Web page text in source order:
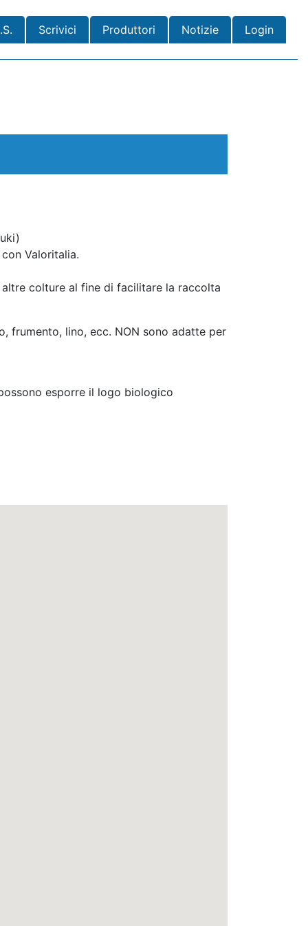
Scrivici Produttori Notizie Login
Valoritalia.
colture al fine di facilitare la raccolta
frumento, lino, ecc. NON sono adatte per
esporre il logo biologico